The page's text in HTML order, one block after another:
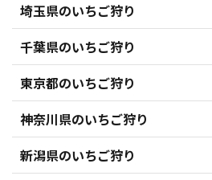
埼玉県のいちご狩り
千葉県のいちご狩り
東京都のいちご狩り
神奈川県のいちご狩り
新潟県のいちご狩り